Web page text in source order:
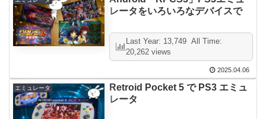
レータをいろいろなデバイスで
Last Year: 13,749 All Time:
20,262 views
2025.04.06
エミュレータ
Retroid Pocket 5 で PS3 エミュ
レータ